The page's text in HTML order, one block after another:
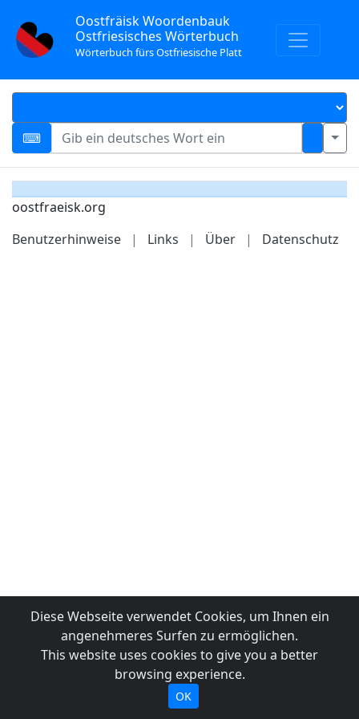
Oostfräisk Woordenbauk
Ostfriesisches Wörterbuch
Wörterbuch fürs Ostfriesische Platt
oostfraeisk.org
Benutzerhinweise
| Links | Über | Datenschutz
Diese Webseite verwendet Cookies, um Ihnen ein
angenehmeres Surfen zu ermöglichen.
This website uses cookies to give you a better
browsing experience.
OK